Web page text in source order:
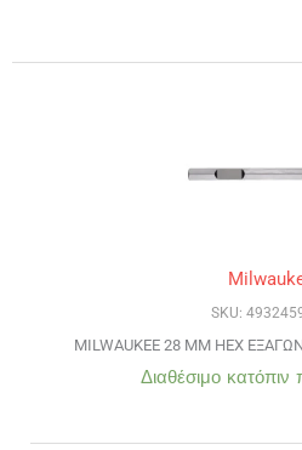
SKU:
MILWAUKEE 28 MM HEX
Διαθέσιμο κατόπιν